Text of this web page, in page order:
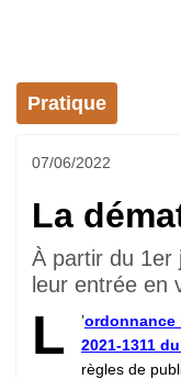
Pratique
07/06/2022
La
À partir du 1er
leur entrée en
L ’ordonnance
2021-1311
règles de